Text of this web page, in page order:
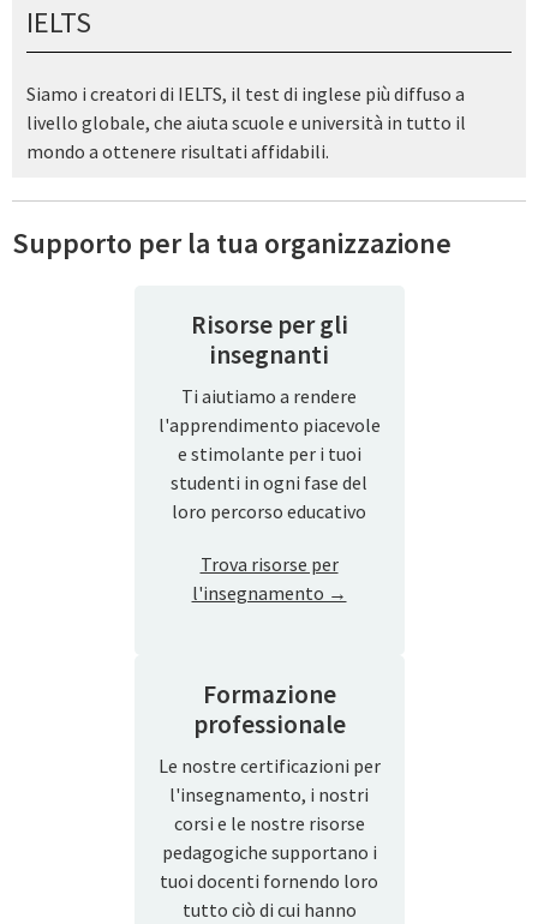
IELTS
Siamo i creatori di IELTS, il test di inglese più diffuso a
livello globale, che aiuta scuole e università in tutto il
mondo a ottenere risultati affidabili.
Supporto per la tua organizzazione
Risorse per gli
insegnanti
Ti aiutiamo a rendere
l'apprendimento piacevole
e stimolante per i tuoi
studenti in ogni fase del
loro percorso educativo
Trova risorse per
l'insegnamento →
Formazione
professionale
Le nostre certificazioni per
l'insegnamento, i nostri
corsi e le nostre risorse
pedagogiche supportano i
tuoi docenti fornendo loro
tutto ciò di cui hanno